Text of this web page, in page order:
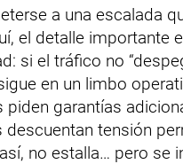
a una escalada
el detalle importante
si el tráfico no
en un limbo
piden garantías
descuentan tensión
no estalla… pero se